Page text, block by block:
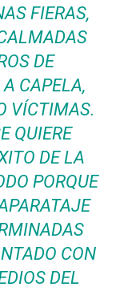
FIERAS,
DE
CAPELA,
VÍCTIMAS.
QUIERE
DE LA
PORQUE
CON
DEL